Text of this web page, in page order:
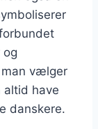
og
man vælger
altid have
danskere.